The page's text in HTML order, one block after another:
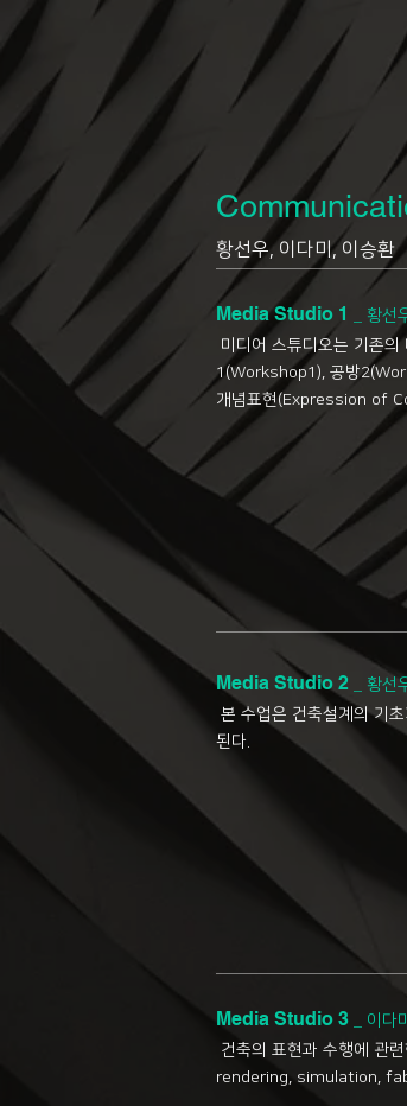
황선우, 이다미, 이승환
Media Studio 1
황선
미디어 스튜디오는 기존
1(Workshop1), 공방
개념표현(Expression of
Media Studio 2
황선
본 수업은 건축설계의 기
된다.
Media Studio 3
이다미
건축의 표현과 수행에 관
rendering, simulation,